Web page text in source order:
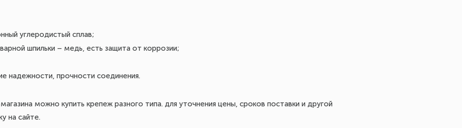
углеродистый сплав;
шпильки – медь, есть защита от коррозии;
надежности, прочности соединения.
можно купить крепеж разного типа. для уточнения цены, сроков поставки и другой
на сайте.